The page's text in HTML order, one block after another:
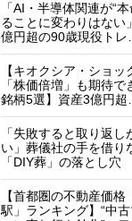
「AI・半導体関連が“
ることに変わりはない
億円超の90歳現役トレ…
【キオクシア・ショッ
「株価倍増」も期待で
銘柄5選】資産3億円超…
「失敗すると取り返し
い」葬儀社の手を借り
「DIY葬」の落とし穴
に…
【首都圏の不動産価格
駅」ランキング】“中